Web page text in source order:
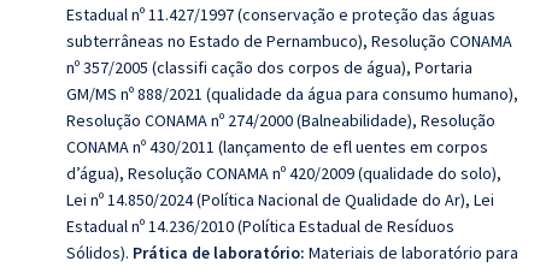
Estadual nº 11.427/1997 (conservação e proteção das águas
subterrâneas no Estado de Pernambuco), Resolução CONAMA
nº 357/2005 (classifi cação dos corpos de água), Portaria
GM/MS nº 888/2021 (qualidade da água para consumo humano),
Resolução CONAMA nº 274/2000 (Balneabilidade), Resolução
CONAMA nº 430/2011 (lançamento de efl uentes em corpos
d’água), Resolução CONAMA nº 420/2009 (qualidade do solo),
Lei nº 14.850/2024 (Política Nacional de Qualidade do Ar), Lei
Estadual nº 14.236/2010 (Política Estadual de Resíduos
Sólidos). Prática de laboratório: Materiais de laboratório para